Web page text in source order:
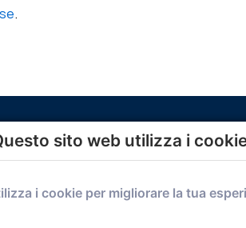
.
sito web utilizza i
i cookie per migliorare la tua